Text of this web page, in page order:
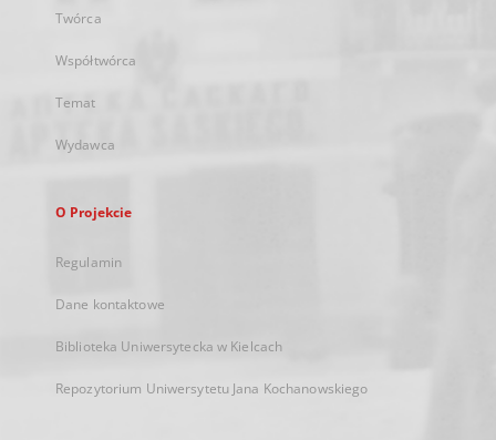
Twórca
Współtwórca
Temat
Wydawca
O Projekcie
Regulamin
Dane kontaktowe
Biblioteka Uniwersytecka w Kielcach
Repozytorium Uniwersytetu Jana Kochanowskiego